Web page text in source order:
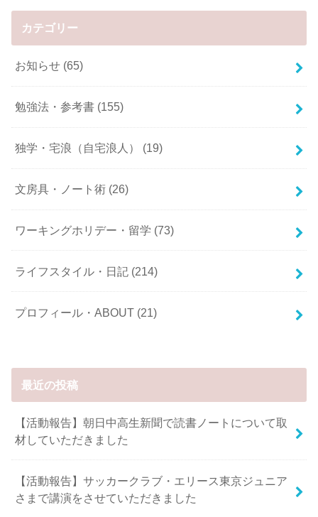
カテゴリー
お知らせ (65)
勉強法・参考書 (155)
独学・宅浪（自宅浪人） (19)
文房具・ノート術 (26)
ワーキングホリデー・留学 (73)
ライフスタイル・日記 (214)
プロフィール・ABOUT (21)
最近の投稿
【活動報告】朝日中高生新聞で読書ノートについて取
材していただきました
【活動報告】サッカークラブ・エリース東京ジュニア
さまで講演をさせていただきました